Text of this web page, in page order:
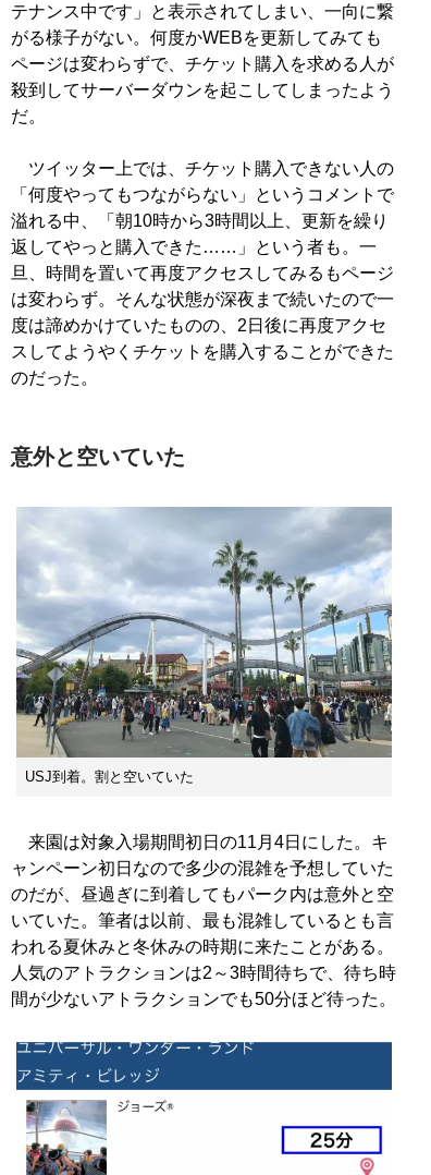
テナンス中です」と表示されてしまい、一向に繋
がる様子がない。何度かWEBを更新してみても
ページは変わらずで、チケット購入を求める人が
殺到してサーバーダウンを起こしてしまったよう
だ。
ツイッター上では、チケット購入できない人の
「何度やってもつながらない」というコメントで
溢れる中、「朝10時から3時間以上、更新を繰り
返してやっと購入できた……」という者も。一
旦、時間を置いて再度アクセスしてみるもページ
は変わらず。そんな状態が深夜まで続いたので一
度は諦めかけていたものの、2日後に再度アクセ
スしてようやくチケットを購入することができた
のだった。
意外と空いていた
USJ到着。割と空いていた
来園は対象入場期間初日の11月4日にした。キ
ャンペーン初日なので多少の混雑を予想していた
のだが、昼過ぎに到着してもパーク内は意外と空
いていた。筆者は以前、最も混雑しているとも言
われる夏休みと冬休みの時期に来たことがある。
人気のアトラクションは2～3時間待ちで、待ち時
間が少ないアトラクションでも50分ほど待った。